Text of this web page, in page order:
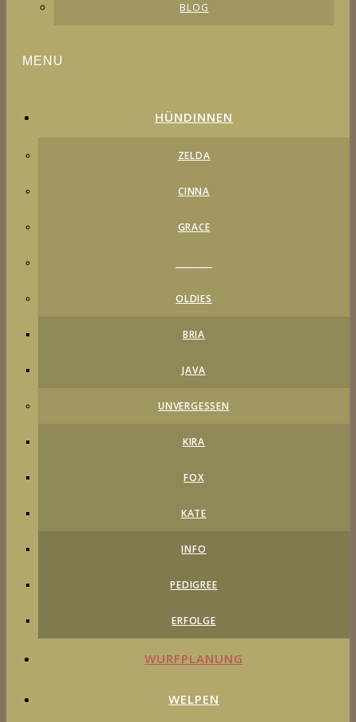
BLOG
HÜNDINNEN
ZELDA
CINNA
GRACE
OLDIES
BRIA
JAVA
UNVERGESSEN
KIRA
FOX
KATE
INFO
PEDIGREE
ERFOLGE
WURFPLANUNG
WELPEN